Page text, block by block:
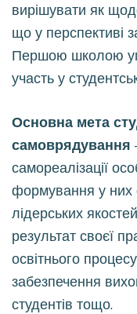
вирішувати як
що у перспективі
Першою школою
участь у
Основна мета
самоврядування
самореалізації
формування у них
лідерських
результат своєї
освітнього
забезпечення
студентів тощо.